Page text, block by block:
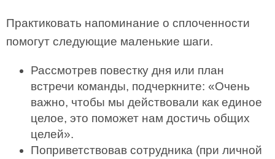
Практиковать напоминание о сплоченности
помогут следующие маленькие шаги.
Рассмотрев повестку дня или план
встречи команды, подчеркните: «Очень
важно, чтобы мы действовали как единое
целое, это поможет нам достичь общих
целей».
Поприветствовав сотрудника (при личной